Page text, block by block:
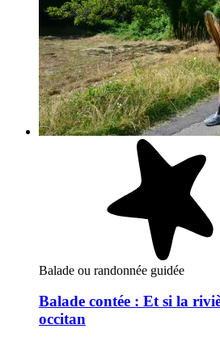
Balade ou randonnée guidée
Balade contée : Et si la
occitan